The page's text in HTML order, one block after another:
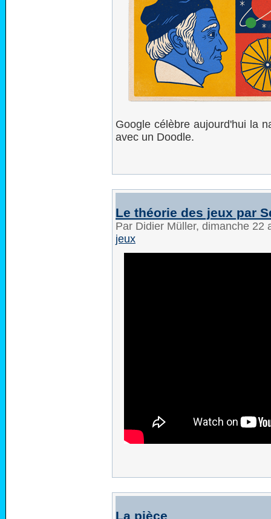
Google célèbre aujourd'hui la
avec un Doodle.
Le théorie des jeux par
Par Didier Müller, dimanche 22
jeux
La pièce